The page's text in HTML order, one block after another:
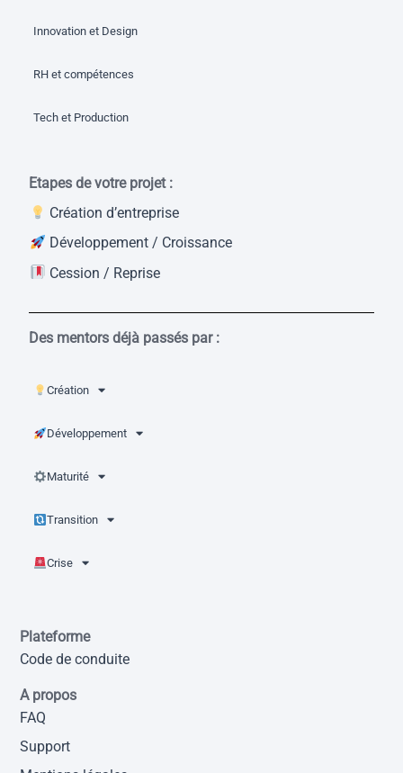
Innovation et Design
RH et compétences
Tech et Production
Etapes de votre projet :
Création d’entreprise
Développement / Croissance
Cession / Reprise
Des mentors déjà passés par :
Création
Développement
Maturité
Transition
Crise
Plateforme
Code de conduite
A propos
FAQ
Support